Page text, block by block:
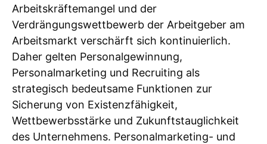
Arbeitskräftemangel und der
Verdrängungswettbewerb der Arbeitgeber am
Arbeitsmarkt verschärft sich kontinuierlich.
Daher gelten Personalgewinnung,
Personalmarketing und Recruiting als
strategisch bedeutsame Funktionen zur
Sicherung von Existenzfähigkeit,
Wettbewerbsstärke und Zukunftstauglichkeit
des Unternehmens. Personalmarketing- und